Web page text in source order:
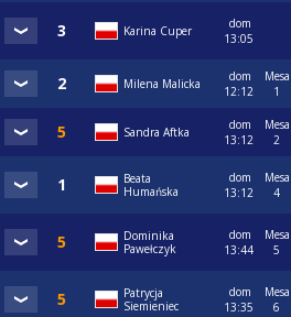
Karina Cuper
dom
13:05
Milena Malicka
dom
12:12
Mesa
1
Sandra Aftka
dom
13:12
Mesa
2
Beata
Humańska
dom
13:12
Mesa
4
Dominika
Pawełczyk
dom
13:44
Mesa
5
Patrycja
Siemieniec
dom
13:35
Mesa
6